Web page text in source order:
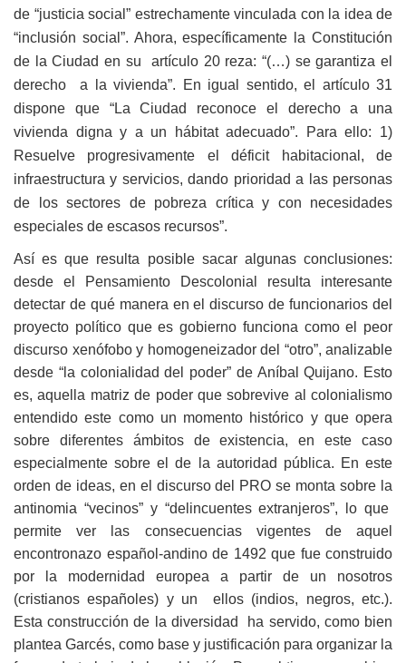
de “justicia social” estrechamente vinculada con la idea de
“inclusión social”. Ahora, específicamente la Constitución
de la Ciudad en su artículo 20 reza: “(…) se garantiza el
derecho a la vivienda”. En igual sentido, el artículo 31
dispone que “La Ciudad reconoce el derecho a una
vivienda digna y a un hábitat adecuado”. Para ello: 1)
Resuelve progresivamente el déficit habitacional, de
infraestructura y servicios, dando prioridad a las personas
de los sectores de pobreza crítica y con necesidades
especiales de escasos recursos”.
Así es que resulta posible sacar algunas conclusiones:
desde el Pensamiento Descolonial resulta interesante
detectar de qué manera en el discurso de funcionarios del
proyecto político que es gobierno funciona como el peor
discurso xenófobo y homogeneizador del “otro”, analizable
desde “la colonialidad del poder” de Aníbal Quijano. Esto
es, aquella matriz de poder que sobrevive al colonialismo
entendido este como un momento histórico y que opera
sobre diferentes ámbitos de existencia, en este caso
especialmente sobre el de la autoridad pública. En este
orden de ideas, en el discurso del PRO se monta sobre la
antinomia “vecinos” y “delincuentes extranjeros”, lo que
permite ver las consecuencias vigentes de aquel
encontronazo español-andino de 1492 que fue construido
por la modernidad europea a partir de un nosotros
(cristianos españoles) y un ellos (indios, negros, etc.).
Esta construcción de la diversidad ha servido, como bien
plantea Garcés, como base y justificación para organizar la